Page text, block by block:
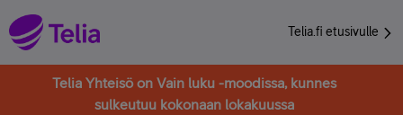
Telia.fi etusivulle
Telia Yhteisö on Vain luku -moodissa, kunnes
sulkeutuu kokonaan lokakuussa